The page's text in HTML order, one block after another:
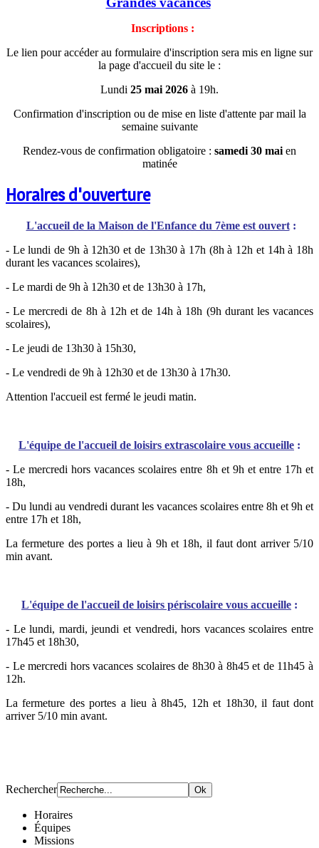
Inscriptions :
Le lien pour accéder au formulaire d'inscription sera mis en ligne sur
la page d'accueil du site le :
Lundi 25 mai 2026 à 19h.
Confirmation d'inscription ou de mise en liste d'attente par mail la
semaine suivante
Rendez-vous de confirmation obligatoire : samedi 30 mai en
matinée
Horaires d'ouverture
L'accueil de la Maison de l'Enfance du 7ème est ouvert:
- Le lundi de 9h à 12h30 et de 13h30 à 17h (8h à 12h et 14h à 18h
durant les vacances scolaires),
- Le mardi de 9h à 12h30 et de 13h30 à 17h,
- Le mercredi de 8h à 12h et de 14h à 18h (9h durant les vacances
scolaires),
- Le jeudi de 13h30 à 15h30,
- Le vendredi de 9h à 12h30 et de 13h30 à 17h30.
Attention l'accueil est fermé le jeudi matin.
L'équipe de l'accueil de loisirs extrascolaire vous accueille :
- Le mercredi hors vacances scolaires entre 8h et 9h et entre 17h et
18h,
- Du lundi au vendredi durant les vacances scolaires entre 8h et 9h et
entre 17h et 18h,
La fermeture des portes a lieu à 9h et 18h, il faut dont arriver 5/10
min avant.
L'équipe de l'accueil de loisirs périscolaire vous accueille :
- Le lundi, mardi, jeundi et vendredi, hors vacances scolaires entre
17h45 et 18h30,
- Le mercredi hors vacances scolaires de 8h30 à 8h45 et de 11h45 à
12h.
La fermeture des portes a lieu à 8h45, 12h et 18h30, il faut dont
arriver 5/10 min avant.
Rechercher
Horaires
Équipes
Missions